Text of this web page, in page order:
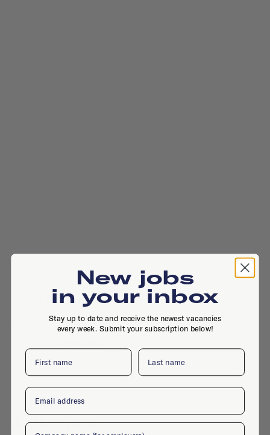
, , Amsterdam
Active jobs
New jobs
in your inbox
Stay up to date and receive the newest vacancies
every week. Submit your subscription below!
First name Last name
Email
Company